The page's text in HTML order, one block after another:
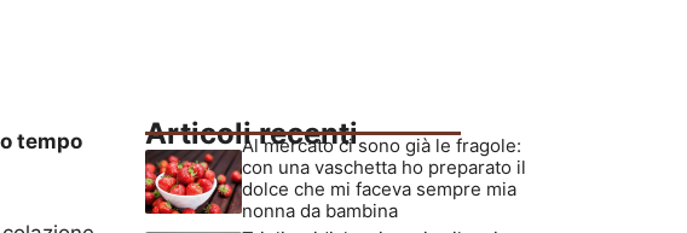
tempo
Articoli recenti
Al mercato ci sono già le fragole:
con una vaschetta ho preparato il
dolce che mi faceva sempre mia
nonna da bambina